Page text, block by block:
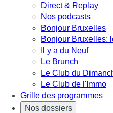
Direct & Replay
Nos podcasts
Bonjour Bruxelles
Bonjour Bruxelles:
Il y a du Neuf
Le Brunch
Le Club du
Le Club de l'Immo
Grille des programmes
Nos dossiers